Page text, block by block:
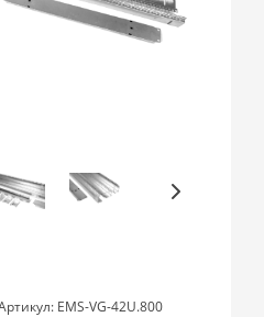
EMS-VG-42U.800